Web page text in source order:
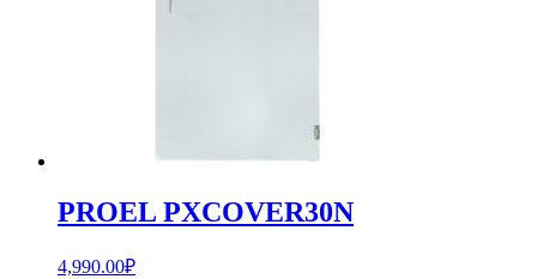
PROEL PXCOVER30N
4,990.00₽